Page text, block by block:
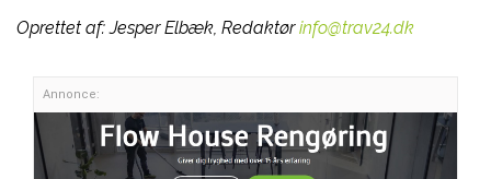
Oprettet af:Jesper Elbæk, Redaktør info@trav24.dk
Annonce: